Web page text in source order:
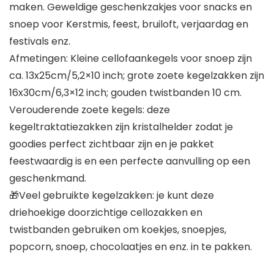
maken. Geweldige geschenkzakjes voor snacks en
snoep voor Kerstmis, feest, bruiloft, verjaardag en
festivals enz.
Afmetingen: Kleine cellofaankegels voor snoep zijn
ca. 13x25cm/5,2×10 inch; grote zoete kegelzakken zijn
16x30cm/6,3×12 inch; gouden twistbanden 10 cm.
Verouderende zoete kegels: deze
kegeltraktatiezakken zijn kristalhelder zodat je
goodies perfect zichtbaar zijn en je pakket
feestwaardig is en een perfecte aanvulling op een
geschenkmand.
🎁Veel gebruikte kegelzakken: je kunt deze
driehoekige doorzichtige cellozakken en
twistbanden gebruiken om koekjes, snoepjes,
popcorn, snoep, chocolaatjes en enz. in te pakken.